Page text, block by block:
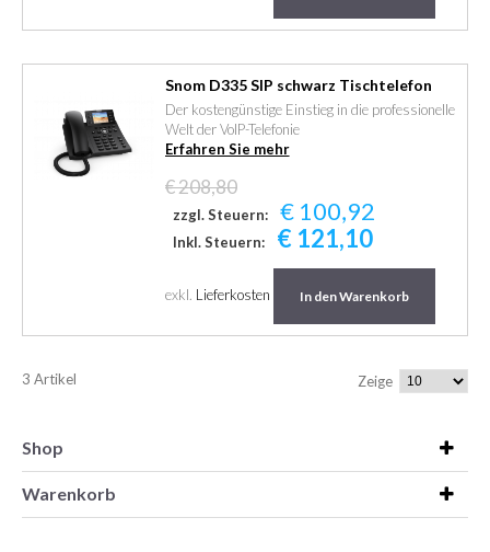
Snom D335 SIP schwarz Tischtelefon
Der kostengünstige Einstieg in die professionelle
Welt der VoIP-Telefonie
Erfahren Sie mehr
€ 208,80
zzgl. Steuern: € 100,92
Inkl. Steuern: € 121,10
exkl. Lieferkosten In den Warenkorb
3 Artikel Zeige
Shop
Warenkorb